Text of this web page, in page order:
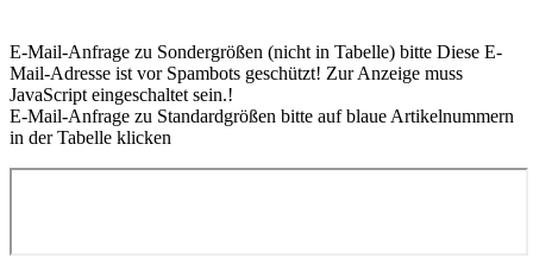
E-Mail-Anfrage zu Sondergrößen (nicht in Tabelle) bitte Diese E-
Mail-Adresse ist vor Spambots geschützt! Zur Anzeige muss
JavaScript eingeschaltet sein.!
E-Mail-Anfrage zu Standardgrößen bitte auf blaue Artikelnummern
in der Tabelle klicken